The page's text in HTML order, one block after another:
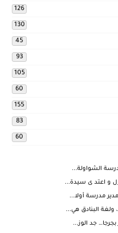
126
130
45
93
105
60
155
83
60
الشواولة...
و اعتد ى سيدة...
مدرسة أولا...
ولغة البنادق هي...
جد الوز...